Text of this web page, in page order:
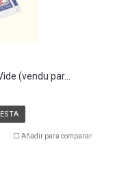
(vendu par...
Añadir para comparar